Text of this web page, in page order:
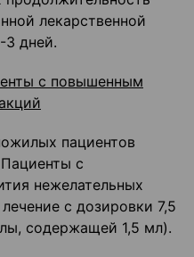
лекарственной
дней.
с повышенным
пациентов
с
нежелательных
с дозировки 7,5
содержащей 1,5 мл).